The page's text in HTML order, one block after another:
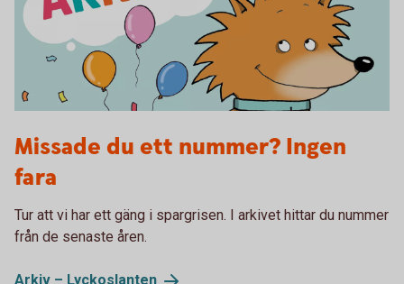
Missade du ett nummer? Ingen
fara
Tur att vi har ett gäng i spargrisen. I arkivet hittar du nummer
från de senaste åren.
Arkiv – Lyckoslanten